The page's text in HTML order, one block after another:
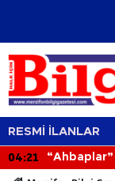
RESMİ İLANLAR
04:21 “Ahbaplar”